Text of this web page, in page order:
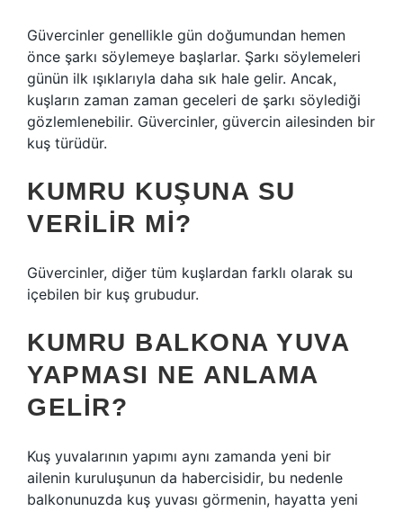
Güvercinler genellikle gün doğumundan hemen
önce şarkı söylemeye başlarlar. Şarkı söylemeleri
günün ilk ışıklarıyla daha sık hale gelir. Ancak,
kuşların zaman zaman geceleri de şarkı söylediği
gözlemlenebilir. Güvercinler, güvercin ailesinden bir
kuş türüdür.
KUMRU KUŞUNA SU
VERILIR MI?
Güvercinler, diğer tüm kuşlardan farklı olarak su
içebilen bir kuş grubudur.
KUMRU BALKONA YUVA
YAPMASI NE ANLAMA
GELIR?
Kuş yuvalarının yapımı aynı zamanda yeni bir
ailenin kuruluşunun da habercisidir, bu nedenle
balkonunuzda kuş yuvası görmenin, hayatta yeni